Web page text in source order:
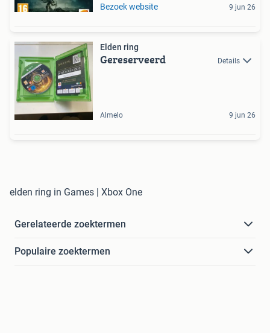
Bezoek website 9 jun 26
Elden ring
Gereserveerd Details
Almelo 9 jun 26
elden ring in Games | Xbox One
Gerelateerde zoektermen
Populaire zoektermen